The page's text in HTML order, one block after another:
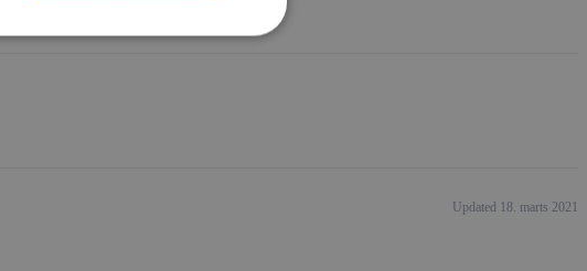
Updated 18. marts 2021